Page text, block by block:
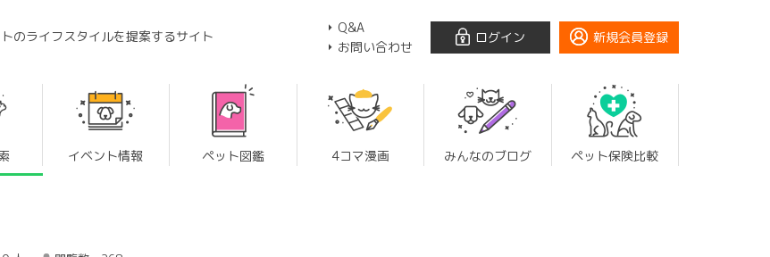
のライフスタイルを提案するサイト
Q&A
お問い合わせ
ログイン 新規会員登録
イベント情報 ペット図鑑 4コマ漫画 みんなのブログ ペット保険比較